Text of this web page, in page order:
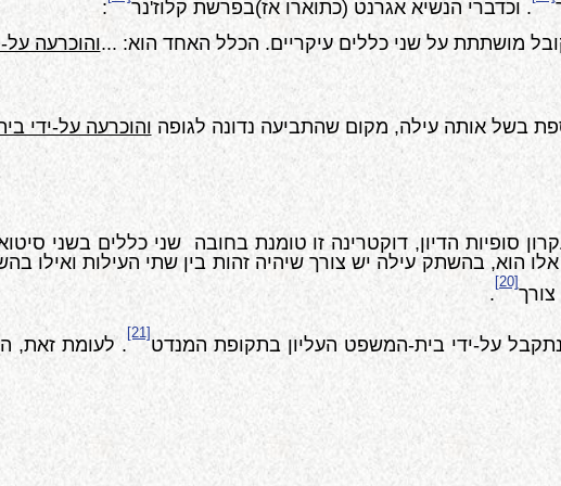
. וכדברי הנשיא אגרנט (כתוארו אז)בפרשת קלוז'נר
:
מושתתת על שני כללים עיקריים. הכלל האחד הוא: ...והוכרעה
בשל אותה עילה, מקום שהתביעה נדונה לגופה והוכרעה על-ידי
סופיות הדיון, דוקטרינה זו טומנת בחובה שני כללים בשני
הוא, בהשתק עילה יש צורך שיהיה זהות בין שתי העילות ואילו
צורך
[20]
.
על-ידי בית-המשפט העליון בתקופת המנדט
[21]
. לעומת זאת,